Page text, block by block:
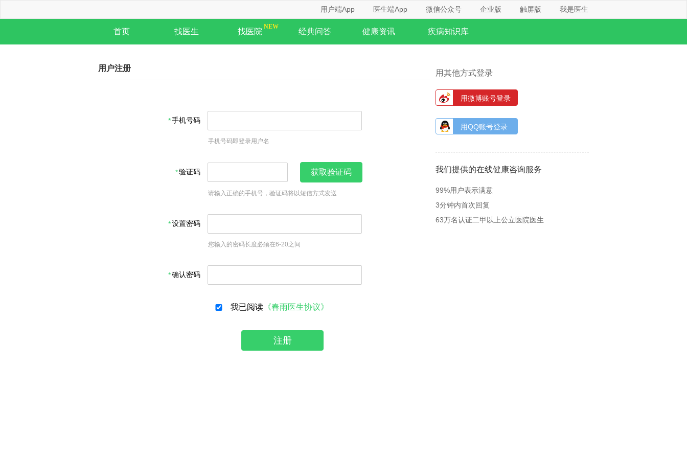
用户端App 医生端App 微信公众号 企业版 触屏版 我是医生
首页 找医生 找医院 经典问答 健康资讯 疾病知识库
用户注册
手机号码
手机号码即登录用户名
验证码 获取验证码
请输入正确的手机号，验证码将以短信方式发送
设置密码
您输入的密码长度必须在6-20之间
确认密码
我已阅读 《春雨医生协议》
注册
用其他方式登录
用微博账号登录
用QQ账号登录
我们提供的在线健康咨询服务
99%用户表示满意
3分钟内首次回复
63万名认证二甲以上公立医院医生